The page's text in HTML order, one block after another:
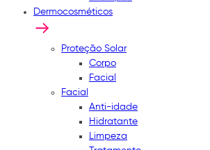
Dermocosméticos
Proteção Solar
Corpo
Facial
Facial
Anti-idade
Hidratante
Limpeza